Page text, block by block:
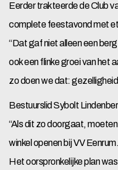
Eerder trakteerde de Club
complete feestavond met
“Dat gaf niet alleen een
ook een flinke groei van het
zo doen we dat:
Bestuurslid Sybolt
“Als dit zo doorgaat,
winkel openen bij VV
Het oorspronkelijke plan